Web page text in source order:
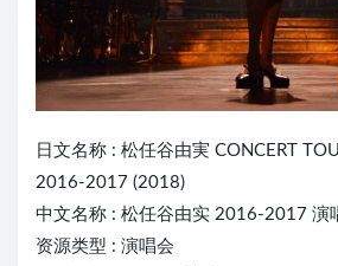
日文名称 : 松任谷由実 CONCERT
2016-2017 (2018)
中文名称 : 松任谷由实 2016-2017 演
资源类型 : 演唱会